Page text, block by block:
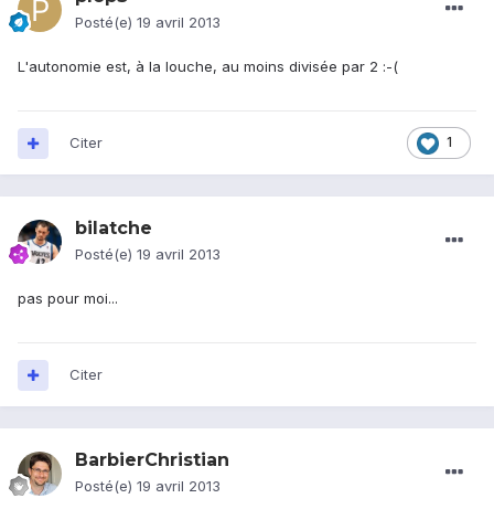
Posté(e) 19 avril 2013
L'autonomie est, à la louche, au moins divisée par 2 :-(
1
Citer
bilatche
Posté(e) 19 avril 2013
pas pour moi...
Citer
BarbierChristian
Posté(e) 19 avril 2013